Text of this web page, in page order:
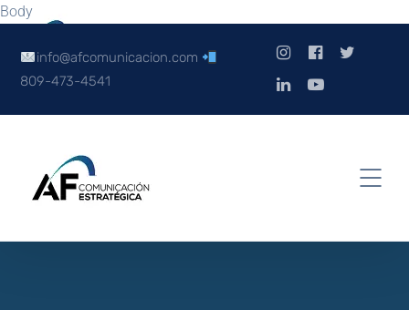
Body
info@afcomunicacion.com
809-473-4541